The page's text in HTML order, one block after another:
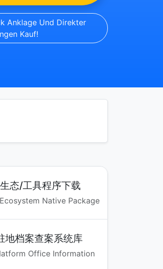
Anklage Und Direkter
Kauf!
态/工具程序下载
Native Package
地档案查案系统库
Office Information